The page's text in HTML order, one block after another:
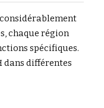
chaque région
spécifiques.
dans différentes